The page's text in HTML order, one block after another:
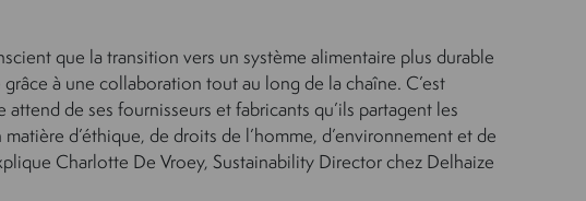
que la transition vers un système alimentaire plus durable
grâce à une collaboration tout au long de la chaîne. C’est
de ses fournisseurs et fabricants qu’ils partagent les
d’éthique, de droits de l’homme, d’environnement et de
Charlotte De Vroey, Sustainability Director chez Delhaize